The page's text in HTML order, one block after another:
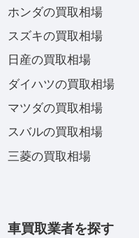
ホンダの買取相場
スズキの買取相場
日産の買取相場
ダイハツの買取相場
マツダの買取相場
スバルの買取相場
三菱の買取相場
車買取業者を探す